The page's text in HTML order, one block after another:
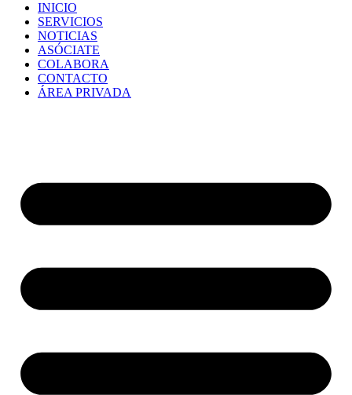
INICIO
SERVICIOS
NOTICIAS
ASÓCIATE
COLABORA
CONTACTO
ÁREA PRIVADA